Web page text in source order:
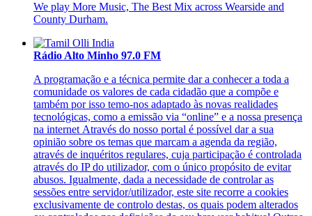
We play More Music, The Best Mix across Wearside and
County Durham.
Rádio Alto Minho 97.0 FM
A programação e a técnica permite dar a conhecer a toda a
comunidade os valores de cada cidadão que a compõe e
também por isso temo-nos adaptado às novas realidades
tecnológicas, como a emissão via “online” e a nossa presença
na internet Através do nosso portal é possível dar a sua
opinião sobre os temas que marcam a agenda da região,
através de inquéritos regulares, cuja participação é controlada
através do IP do utilizador, com o único propósito de evitar
abusos. Igualmente, dada a necessidade de controlar as
sessões entre servidor/utilizador, este site recorre a cookies
exclusivamente de controlo destas, os quais podem alterados